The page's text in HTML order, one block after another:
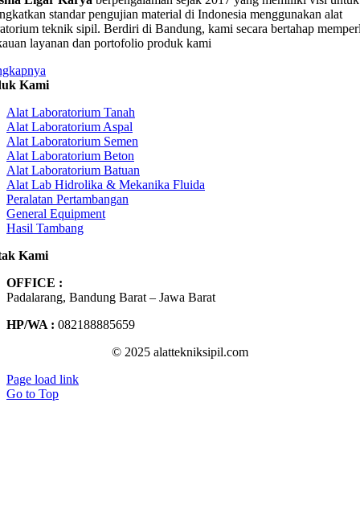
standar pengujian material di Indonesia menggunakan alat
teknik sipil. Berdiri di Bandung, kami secara bertahap
layanan dan portofolio produk kami
Kami
Alat Laboratorium Tanah
Alat Laboratorium Aspal
Alat Laboratorium Semen
Alat Laboratorium Beton
Alat Laboratorium Batuan
Alat Lab Hidrolika & Mekanika Fluida
Peralatan Pertambangan
General Equipment
Hasil Tambang
Kami
OFFICE :
Padalarang, Bandung Barat – Jawa Barat
HP/WA : 082188885659
© 2025 alattekniksipil.com
Page load link
Go to Top